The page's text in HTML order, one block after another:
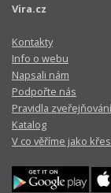
Vira.cz
Kontakty
Info o webu
Napsali nám
Podpořte nás
Pravidla zveřejňování
Katalog
V co věříme jako